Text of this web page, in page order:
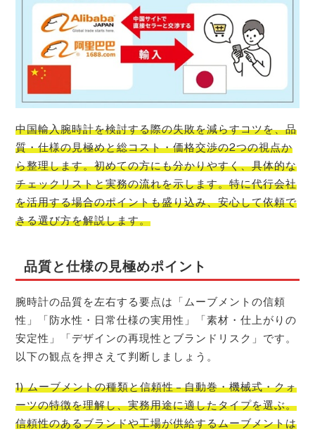
中国輸入腕時計を検討する際の失敗を減らすコツを、品
質・仕様の見極めと総コスト・価格交渉の2つの視点か
ら整理します。初めての方にも分かりやすく、具体的な
チェックリストと実務の流れを示します。特に代行会社
を活用する場合のポイントも盛り込み、安心して依頼で
きる選び方を解説します。
品質と仕様の見極めポイント
腕時計の品質を左右する要点は「ムーブメントの信頼
性」「防水性・日常仕様の実用性」「素材・仕上がりの
安定性」「デザインの再現性とブランドリスク」です。
以下の観点を押さえて判断しましょう。
1) ムーブメントの種類と信頼性 – 自動巻・機械式・クォ
ーツの特徴を理解し、実務用途に適したタイプを選ぶ。
信頼性のあるブランドや工場が供給するムーブメントは